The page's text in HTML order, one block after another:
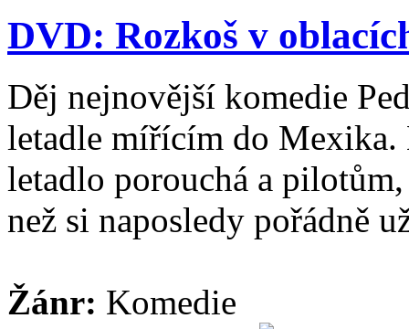
DVD: Rozkoš v
Děj nejnovější komedie
letadle mířícím do Mexika.
letadlo porouchá a
než si naposledy pořádně
Žánr: Komedie